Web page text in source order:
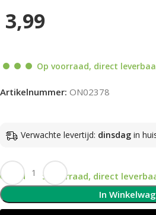
3,99
Op voorraad, direct
Artikelnummer: ON02378
Verwachte levertijd: dinsdag in
Op voorraad, direct
In